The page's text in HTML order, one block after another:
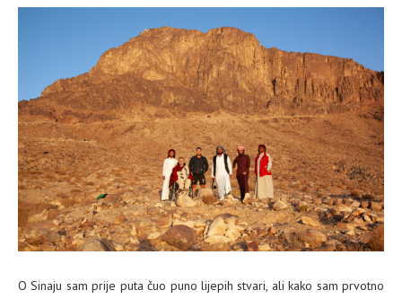
O Sinaju sam prije puta čuo puno lijepih stvari, ali kako sam prvotno